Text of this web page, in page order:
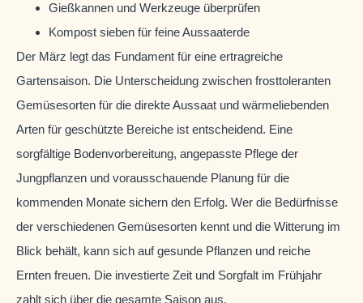
Gießkannen und Werkzeuge überprüfen
Kompost sieben für feine Aussaaterde
Der März legt das Fundament für eine ertragreiche
Gartensaison. Die Unterscheidung zwischen frosttoleranten
Gemüsesorten für die direkte Aussaat und wärmeliebenden
Arten für geschützte Bereiche ist entscheidend. Eine
sorgfältige Bodenvorbereitung, angepasste Pflege der
Jungpflanzen und vorausschauende Planung für die
kommenden Monate sichern den Erfolg. Wer die Bedürfnisse
der verschiedenen Gemüsesorten kennt und die Witterung im
Blick behält, kann sich auf gesunde Pflanzen und reiche
Ernten freuen. Die investierte Zeit und Sorgfalt im Frühjahr
zahlt sich über die gesamte Saison aus.